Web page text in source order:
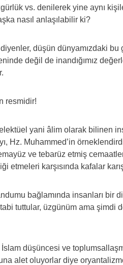
vs. denilerek yine aynı
nasıl anlaşılabilir ki?
düşün dünyamızdaki
değil de inandığımız
resmidir!
yani âlim olarak bilinen
Hz. Muhammed’in
ve tebarüz etmiş
etmeleri karşısında kafalar
bağlamında insanları bir
tuttular, üzgünüm ama şimdi
İslam düşüncesi ve
alet oluyorlar diye